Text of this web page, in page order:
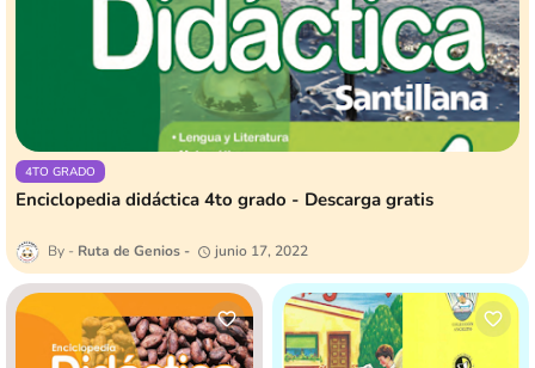
4TO GRADO
Enciclopedia didáctica 4to grado - Descarga gratis
Ruta de Genios junio 17, 2022